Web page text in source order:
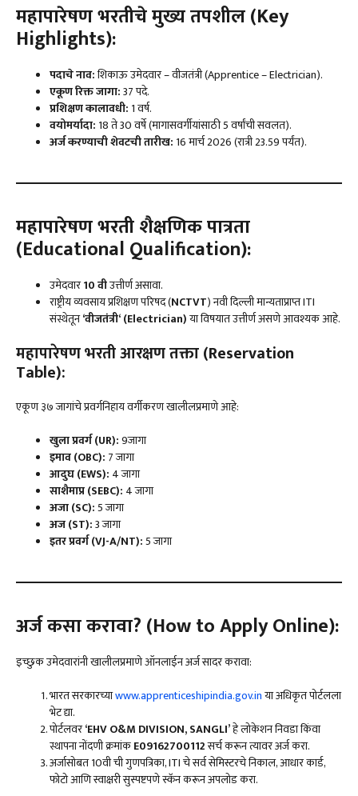
महापारेषणभरतीचे मुख्य तपशील (Key
Highlights):
पदाचे नाव:शिकाऊ उमेदवार – वीजतंत्री (Apprentice – Electrician).
एकूण रिक्त जागा:37 पदे.
प्रशिक्षण कालावधी: 1 वर्ष.
वयोमर्यादा: 18 ते 30 वर्षे (मागासवर्गीयांसाठी 5 वर्षांची सवलत).
अर्ज करण्याची शेवटची तारीख: 16 मार्च 2026 (रात्री 23.59 पर्यंत).
महापारेषणभरतीशैक्षणिक पात्रता
(Educational Qualification):
उमेदवार10 वीउत्तीर्ण असावा.
राष्ट्रीय व्यवसाय प्रशिक्षण परिषद (NCTVT) नवी दिल्ली मान्यताप्राप्त ITI
संस्थेतून‘वीजतंत्री‘ (Electrician)या विषयात उत्तीर्ण असणे आवश्यक आहे.
महापारेषणभरतीआरक्षण तक्ता (Reservation
Table):
एकूण ३७ जागांचे प्रवर्गनिहाय वर्गीकरण खालीलप्रमाणे आहे:
खुला प्रवर्ग (UR):9जागा
इमाव (OBC): 7 जागा
आदुघ (EWS): 4 जागा
साशैमाप्र (SEBC): 4 जागा
अजा (SC):5 जागा
अज (ST):3 जागा
इतर प्रवर्ग (VJ-A/NT):5 जागा
अर्ज कसा करावा? (How to Apply Online):
इच्छुक उमेदवारांनी खालीलप्रमाणे ऑनलाईन अर्ज सादर करावा:
भारत सरकारच्याwww.apprenticeshipindia.gov.inया अधिकृत पोर्टलला
भेट द्या.
पोर्टलवर‘EHV O&M DIVISION, SANGLI’हे लोकेशन निवडा किंवा
स्थापना नोंदणी क्रमांकE09162700112सर्च करून त्यावर अर्ज करा.
अर्जासोबत 10वी ची गुणपत्रिका, ITI चे सर्व सेमिस्टरचे निकाल, आधार कार्ड,
फोटो आणि स्वाक्षरी सुस्पष्टपणे स्कॅन करून अपलोड करा.